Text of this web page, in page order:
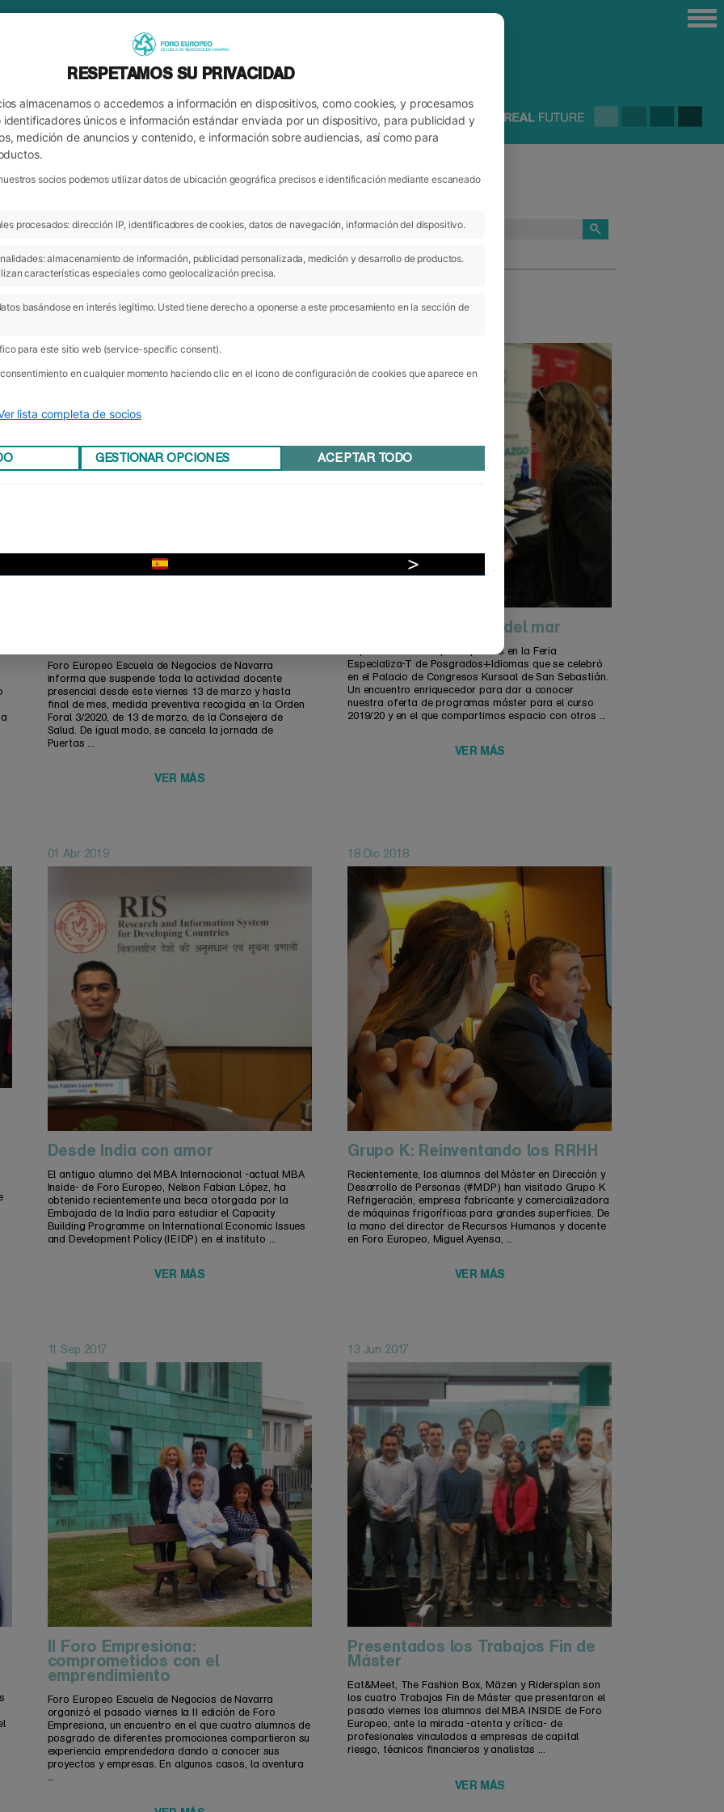
ARCHIVO CATEGORÍAS
Foro Europeo Escuela de Negocios de Navarra
informa que suspende toda la actividad docente
presencial desde este viernes 13 de marzo y hasta
final de mes, medida preventiva recogida en la Orden
Foral 3/2020, de 13 de marzo, de la Consejera de
Salud. De igual modo, se cancela la jornada de
Puertas ...
VER MÁS
Posgrados al borde del mar
El pasado sábado participamos en la Feria
Especializa-T de Posgrados+Idiomas que se celebró
en el Palacio de Congresos Kursaal de San Sebastián.
Un encuentro enriquecedor para dar a conocer
nuestra oferta de programas máster para el curso
2019/20 y en el que compartimos espacio con otros ...
VER MÁS
01 Abr 2019
Desde India con amor
El antiguo alumno del MBA Internacional -actual MBA
Inside- de Foro Europeo, Nelson Fabian López, ha
obtenido recientemente una beca otorgada por la
Embajada de la India para estudiar el Capacity
Building Programme on International Economic Issues
and Development Policy (IEIDP) en el instituto ...
VER MÁS
18 Dic 2018
Grupo K: Reinventando los RRHH
Recientemente, los alumnos del Máster en Dirección y
Desarrollo de Personas (#MDP) han visitado Grupo K
Refrigeración, empresa fabricante y comercializadora
de máquinas frigoríficas para grandes superficies. De
la mano del director de Recursos Humanos y docente
en Foro Europeo, Miguel Ayensa, ...
VER MÁS
11 Sep 2017
II Foro Empresiona:
comprometidos con el
emprendimiento
Foro Europeo Escuela de Negocios de Navarra
organizó el pasado viernes la II edición de Foro
Empresiona, un encuentro en el que cuatro alumnos de
posgrado de diferentes promociones compartieron su
experiencia emprendedora dando a conocer sus
proyectos y empresas. En algunos casos, la aventura
13 Jun 2017
Presentados los Trabajos Fin de
Máster
Eat&Meet, The Fashion Box, Mäzen y Ridersplan son
los cuatro Trabajos Fin de Máster que presentaron el
pasado viernes los alumnos del MBA INSIDE de Foro
Europeo, ante la mirada -atenta y crítica- de
profesionales vinculados a empresas de capital
riesgo, técnicos financieros y analistas ...
VER MÁS
RESPETAMOS SU PRIVACIDAD
almacenamos o accedemos a información en dispositivos, como cookies, y procesamos
únicos e información estándar enviada por un dispositivo, para publicidad y
medición de anuncios y contenido, e información sobre audiencias, así como para
socios podemos utilizar datos de ubicación geográfica precisos e identificación mediante escaneado
procesados: dirección IP, identificadores de cookies, datos de navegación, información del dispositivo.
almacenamiento de información, publicidad personalizada, medición y desarrollo de productos.
características especiales como geolocalización precisa.
basándose en interés legítimo. Usted tiene derecho a oponerse a este procesamiento en la sección de
para este sitio web (service-specific consent).
en cualquier momento haciendo clic en el icono de configuración de cookies que aparece en
lista completa de socios
GESTIONAR OPCIONES ACEPTAR TODO